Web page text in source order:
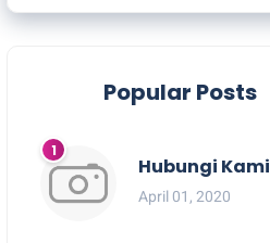
Popular Posts
Hubungi Kami
April 01, 2020